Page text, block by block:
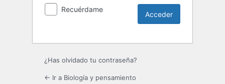
Recuérdame
¿Has olvidado tu contraseña?
← Ir a Biología y pensamiento